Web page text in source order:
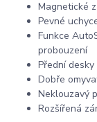
Magnetické
Pevné
Funkce
probouzení
Přední
Dobře
Neklouzavý
Rozšířená